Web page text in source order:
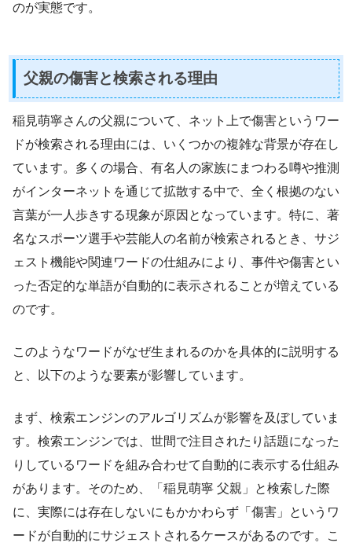
のが実態です。
父親の傷害と検索される理由
稲見萌寧さんの父親について、ネット上で傷害というワー
ドが検索される理由には、いくつかの複雑な背景が存在し
ています。多くの場合、有名人の家族にまつわる噂や推測
がインターネットを通じて拡散する中で、全く根拠のない
言葉が一人歩きする現象が原因となっています。特に、著
名なスポーツ選手や芸能人の名前が検索されるとき、サジ
ェスト機能や関連ワードの仕組みにより、事件や傷害とい
った否定的な単語が自動的に表示されることが増えている
のです。
このようなワードがなぜ生まれるのかを具体的に説明する
と、以下のような要素が影響しています。
まず、検索エンジンのアルゴリズムが影響を及ぼしていま
す。検索エンジンでは、世間で注目されたり話題になった
りしているワードを組み合わせて自動的に表示する仕組み
があります。そのため、「稲見萌寧 父親」と検索した際
に、実際には存在しないにもかかわらず「傷害」というワ
ードが自動的にサジェストされるケースがあるのです。こ